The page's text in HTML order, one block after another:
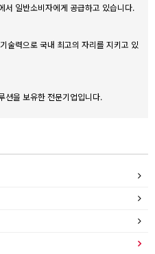
서 일반소비자에게 공급하고 있습니다.
술력으로 국내 최고의 자리를 지키고 있
션을 보유한 전문기업입니다.